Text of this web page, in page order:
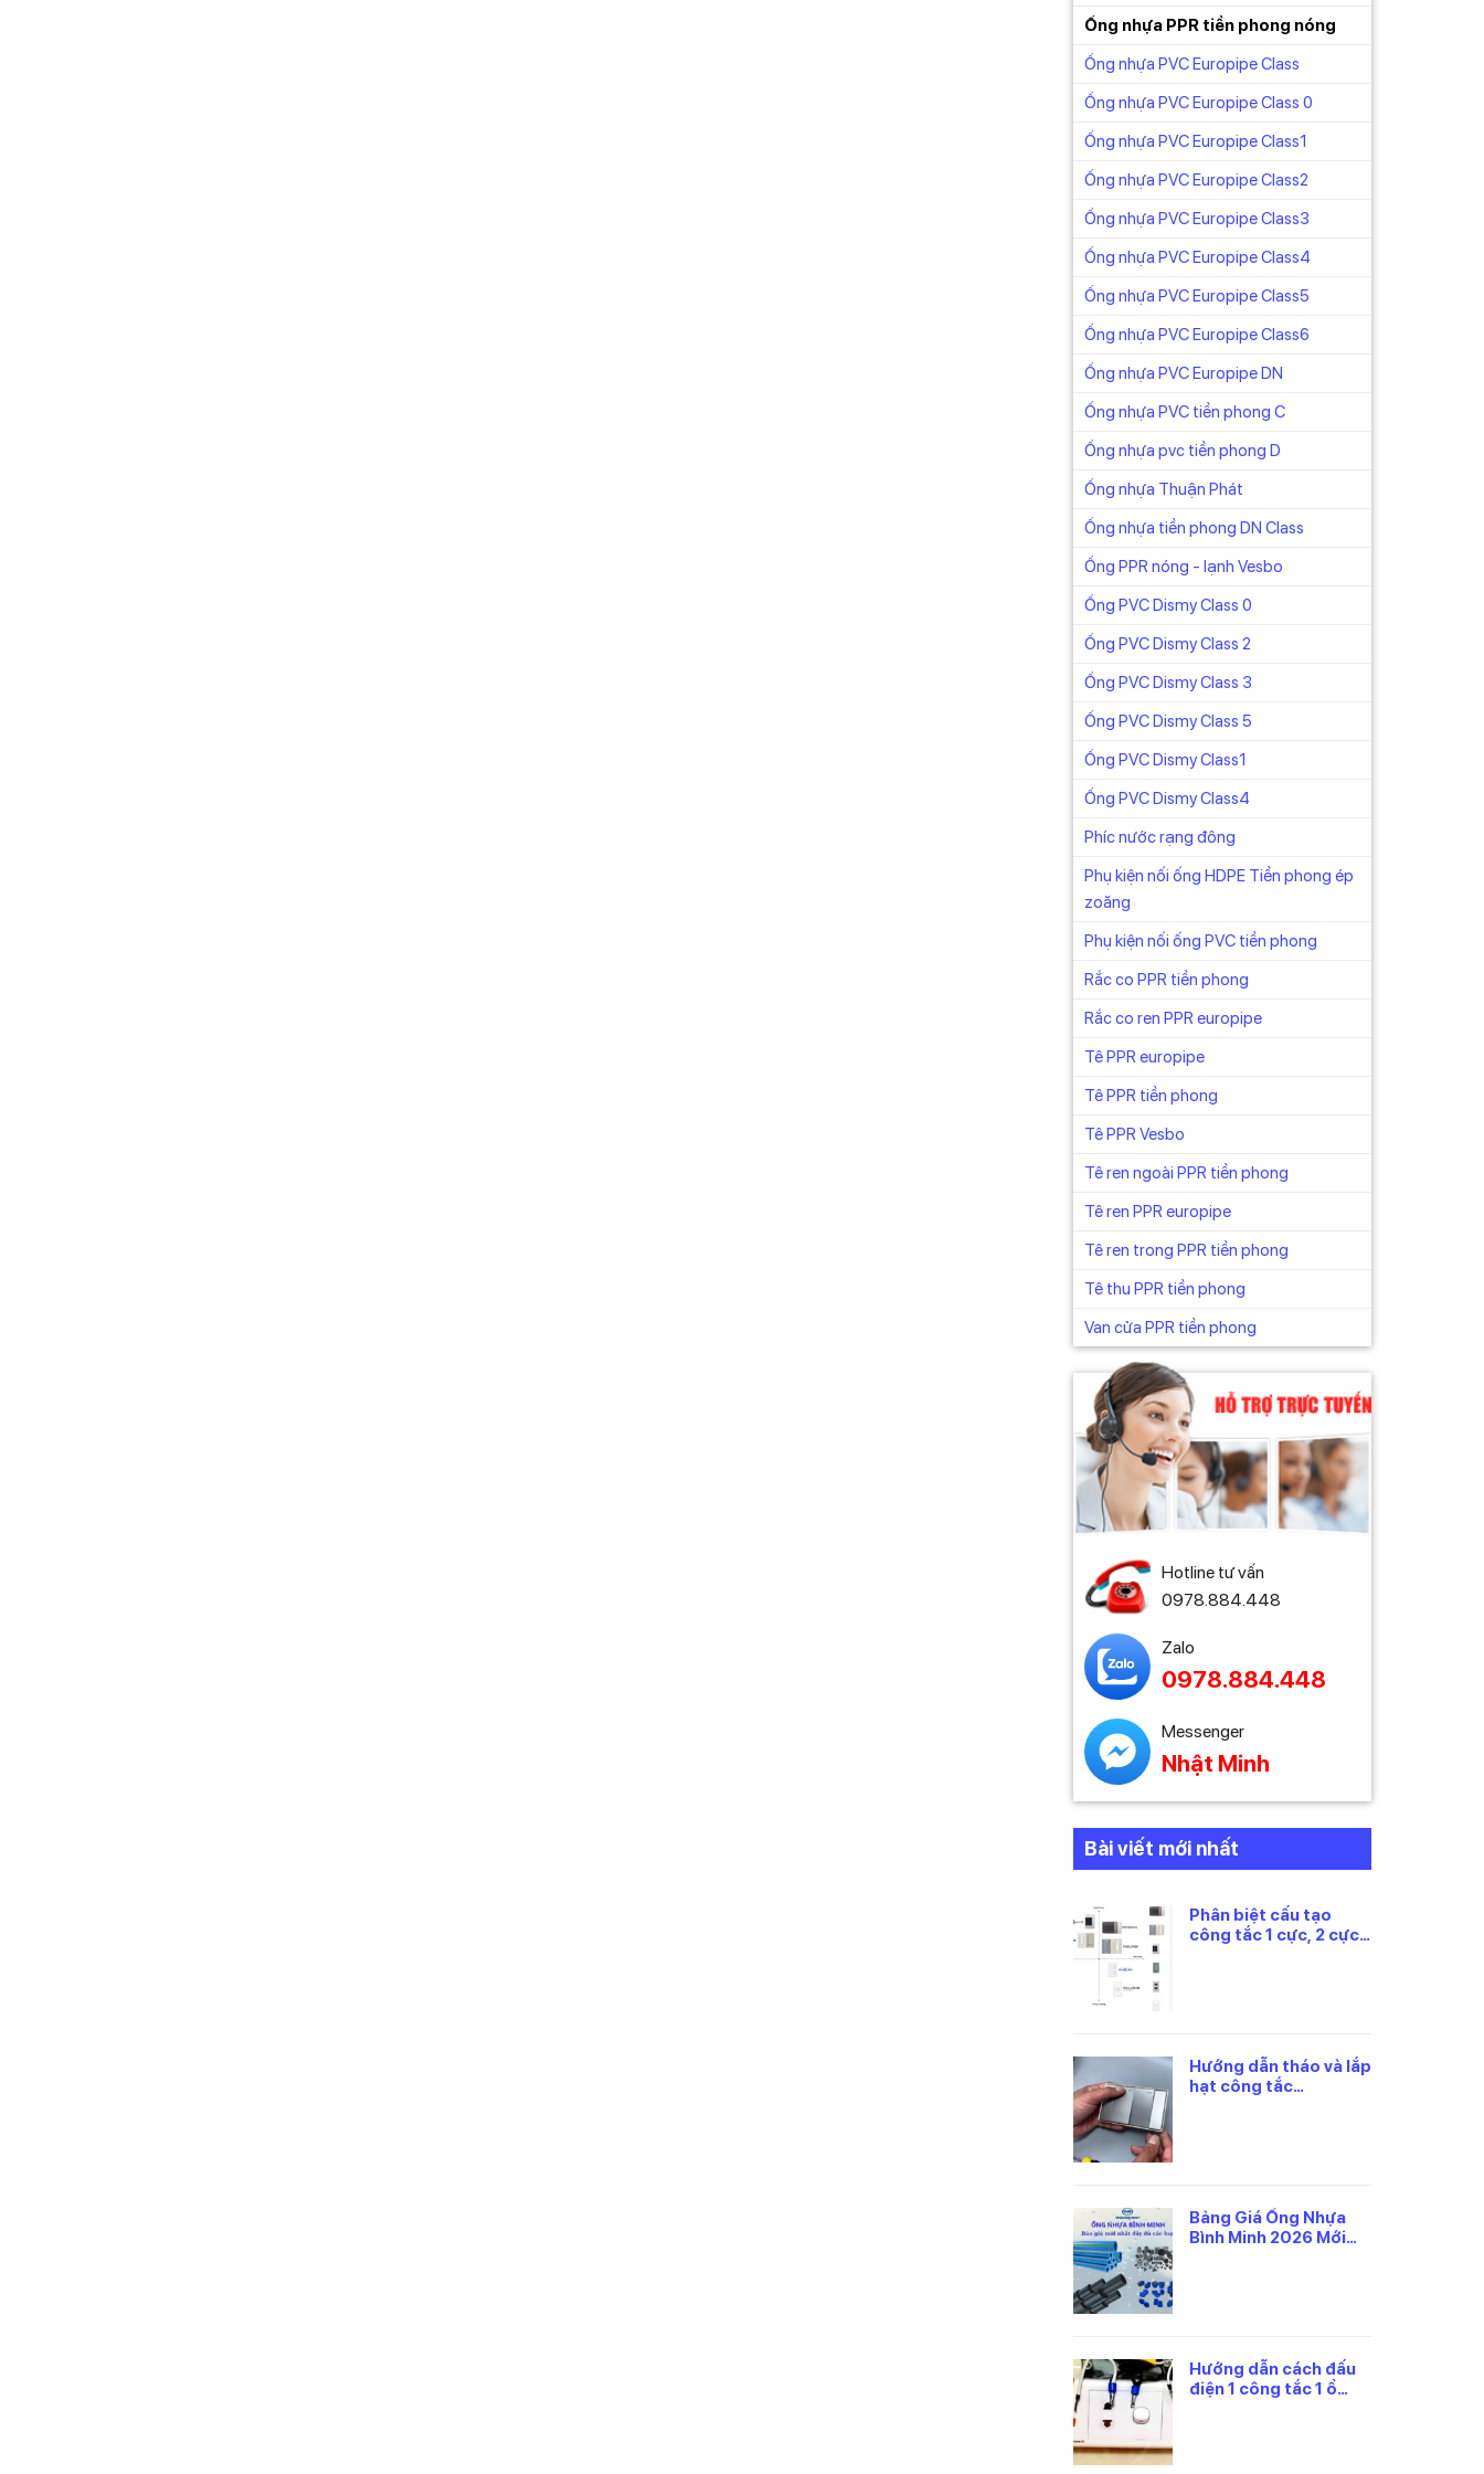
Ống nhựa PPR tiền phong nóng
Ống nhựa PVC Europipe Class
Ống nhựa PVC Europipe Class 0
Ống nhựa PVC Europipe Class1
Ống nhựa PVC Europipe Class2
Ống nhựa PVC Europipe Class3
Ống nhựa PVC Europipe Class4
Ống nhựa PVC Europipe Class5
Ống nhựa PVC Europipe Class6
Ống nhựa PVC Europipe DN
Ống nhựa PVC tiền phong C
Ống nhựa pvc tiền phong D
Ống nhựa Thuận Phát
Ống nhựa tiền phong DN Class
Ống PPR nóng - lạnh Vesbo
Ống PVC Dismy Class 0
Ống PVC Dismy Class 2
Ống PVC Dismy Class 3
Ống PVC Dismy Class 5
Ống PVC Dismy Class1
Ống PVC Dismy Class4
Phíc nước rạng đông
Phụ kiện nối ống HDPE Tiền phong ép
zoăng
Phụ kiện nối ống PVC tiền phong
Rắc co PPR tiền phong
Rắc co ren PPR europipe
Tê PPR europipe
Tê PPR tiền phong
Tê PPR Vesbo
Tê ren ngoài PPR tiền phong
Tê ren PPR europipe
Tê ren trong PPR tiền phong
Tê thu PPR tiền phong
Van cửa PPR tiền phong
Hotline tư vấn
0978.884.448
Zalo
0978.884.448
Messenger
Nhật Minh
Bài viết mới nhất
Phân biệt cấu tạo
công tắc 1 cực, 2 cực
Hướng dẫn tháo và lắp
hạt công tắc
Bảng Giá Ống Nhựa
Bình Minh 2026 Mới
Hướng dẫn cách đấu
điện 1 công tắc 1 ổ